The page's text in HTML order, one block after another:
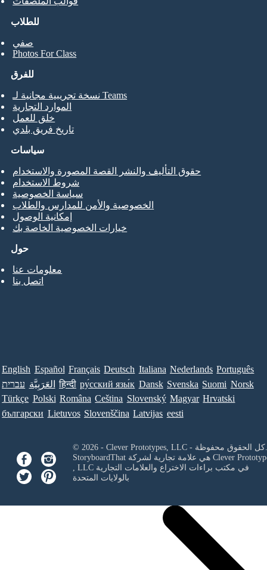
للطلاب
صفي
Photos For Class
للفرق
نسخة تجريبية مجانية لـ Teams
الموارد التجارية
خلق للعمل
تاريخ فريق بلدي
حول
معلومات عنا
اتصل بنا
سياسات
حقوق التأليف والنشر القصة المصورة والاستخدام
شروط الاستخدام
سياسة الخصوصية
الخصوصية والأمن للمدارس والطلاب
إمكانية الوصول
خيارات الخصوصية الخاصة بك
English Español Français Deutsch Italiana Nederlands Português
עברית العَرَبِيَّة हिन्दी ру́сский язы́к Dansk Svenska Suomi Norsk
Türkçe Polski Româna Ceština Slovenský Magyar Hrvatski
български Lietuvos Slovenščina Latvijas eesti
© 2026 - Clever Prototypes, LLC - كل الحقوق محفوظة.
StoryboardThat هي علامة تجارية لشركة Clever
, LLCفي مكتب براءات الاختراع والعلامات التجارية
بالولايات المتحدة